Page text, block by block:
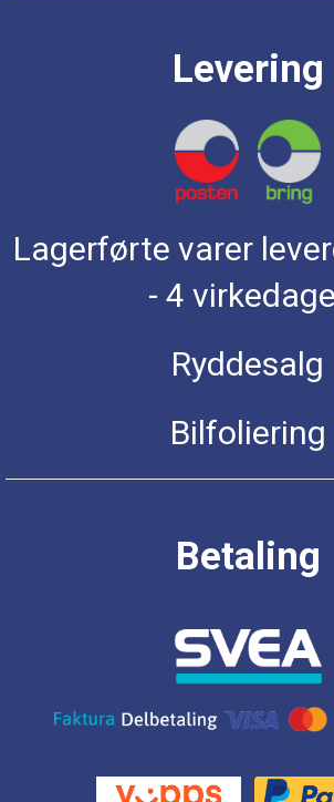
Levering
Lagerførte varer
- 4
Ryddesalg
Bilfoliering
Betaling